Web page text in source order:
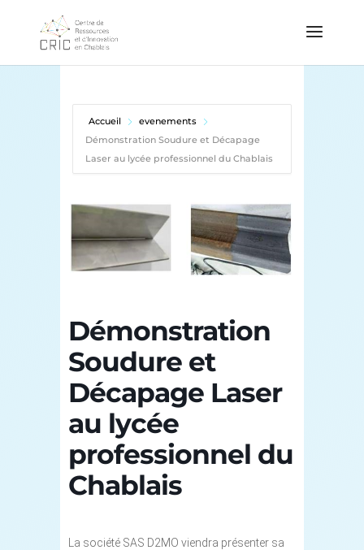
Accueil
evenements
Démonstration Soudure et Décapage
Laser au lycée professionnel du Chablais
Démonstration
Soudure et
Décapage Laser
au lycée
professionnel du
Chablais
La société SAS D2MO viendra présenter sa